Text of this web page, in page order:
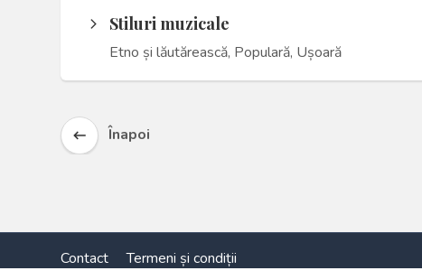
arrow_forward_ios Stiluri muzicale
Etno și lăutărească, Populară, Ușoară
keyboard_backspace Înapoi
Contact Termeni și condiții